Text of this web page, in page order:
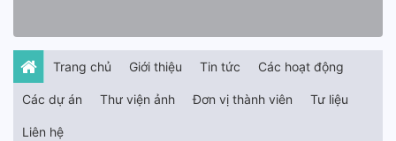
Trang chủ Giới thiệu Tin tức Các hoạt động
Các dự án Thư viện ảnh Đơn vị thành viên Tư liệu
Liên hệ